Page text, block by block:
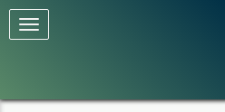
برای
تغییر
کنید